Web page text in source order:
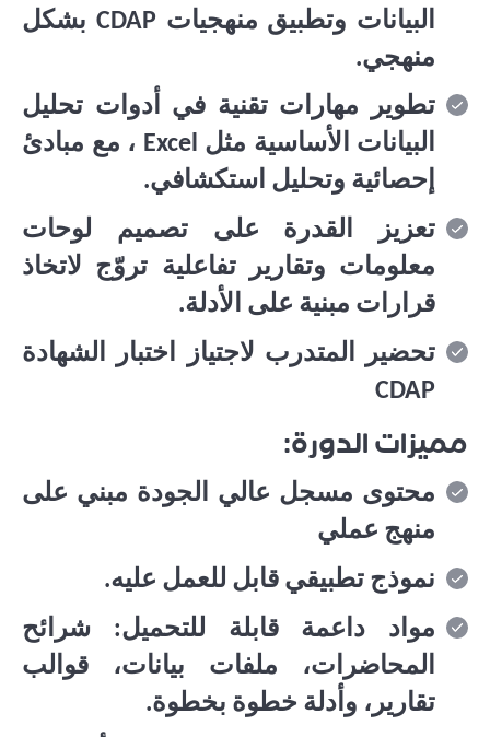
البيانات وتطبيق منهجياتCDAP بشكل
منهجي.
تطوير مهارات تقنية في أدوات تحليل
البيانات الأساسية مثل Excel ، مع مبادئ
إحصائية وتحليل استكشافي.
تعزيز القدرة على تصميم لوحات
معلومات وتقارير تفاعلية تروّج لاتخاذ
قرارات مبنية على الأدلة.
تحضير المتدرب لاجتياز اختبار الشهادة
CDAP
مميزات الدورة:
محتوى مسجل عالي الجودة مبني على
منهج عملي
نموذج تطبيقي قابل للعمل عليه.
مواد داعمة قابلة للتحميل: شرائح
المحاضرات، ملفات بيانات، قوالب
تقارير، وأدلة خطوة بخطوة.